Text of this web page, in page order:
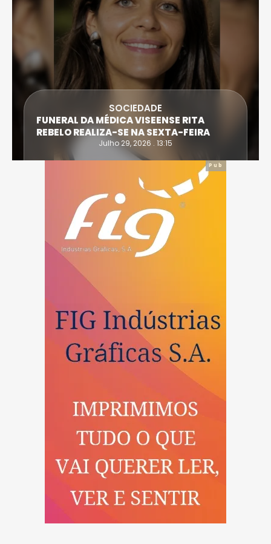
SOCIEDADE
FUNERAL DA MÉDICA VISEENSE RITA
REBELO REALIZA-SE NA SEXTA-FEIRA
Julho 29, 2026 . 13:15
Pub